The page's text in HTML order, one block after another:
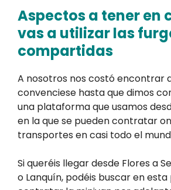
Aspectos a tener en
vas a utilizar las
compartidas
A nosotros nos costó encontrar
convenciese hasta que dimos
una plataforma que usamos
en la que se pueden contratar
transportes en casi todo el
Si queréis llegar desde Flores a
o Lanquín, podéis buscar en